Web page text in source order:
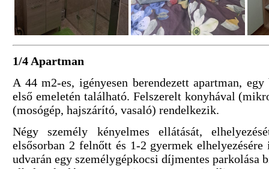
1/4 Apartman
A 44 m2-es, igényesen berendezett apartman, egy
első emeletén található. Felszerelt konyhával
(mosógép, hajszárító, vasaló) rendelkezik.
Négy személy kényelmes ellátását,
elsősorban 2 felnőtt és 1-2 gyermek elhelyezésére
udvarán egy személygépkocsi díjmentes parkolása